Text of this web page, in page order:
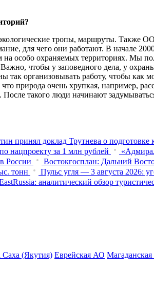
тропы, маршруты. Также
для чего они работают. В начале
на особо охраняемых территориях. Мы
чтобы у заповедного дела, у
организовывать работу, чтобы как
природа очень хрупкая, например,
такого люди начинают
принял доклад Трутнева о
нацпроекту за 1 млн рублей
России
Востокгосплан: Дальний
тонн Пульс угля — 3 августа 2026:
аналитический обзор
Саха (Якутия) Еврейская АО Магаданская